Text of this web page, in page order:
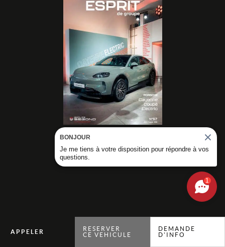
RESERVER
CE VEHICULE
DEMANDE
D'INFO
MAGAZINES
1
BONJOUR
Je me tiens à votre disposition pour répondre à vos
questions.